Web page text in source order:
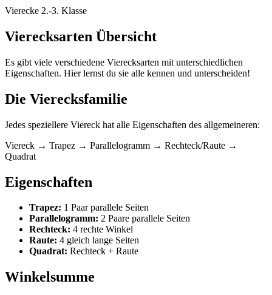
Vierecke 2.-3. Klasse
Vierecksarten Übersicht
Es gibt viele verschiedene Vierecksarten mit unterschiedlichen
Eigenschaften. Hier lernst du sie alle kennen und unterscheiden!
Die Vierecksfamilie
Jedes speziellere Viereck hat alle Eigenschaften des allgemeineren:
Viereck → Trapez → Parallelogramm → Rechteck/Raute →
Quadrat
Eigenschaften
Trapez: 1 Paar parallele Seiten
Parallelogramm: 2 Paare parallele Seiten
Rechteck: 4 rechte Winkel
Raute: 4 gleich lange Seiten
Quadrat: Rechteck + Raute
Winkelsumme